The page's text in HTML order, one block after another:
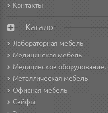
Контакты
Каталог
Лабораторная мебель
Медицинская мебель
Медицинское оборудование,
Металлическая мебель
Офисная мебель
Сейфы